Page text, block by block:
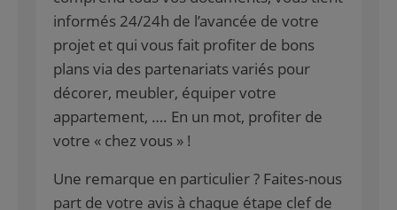
informés 24/24h de l’avancée de votre
projet et qui vous fait profiter de bons
plans via des partenariats variés pour
décorer, meubler, équiper votre
appartement, …. En un mot, profiter de
votre « chez vous » !
Une remarque en particulier ? Faites-nous
part de votre avis à chaque étape clef de